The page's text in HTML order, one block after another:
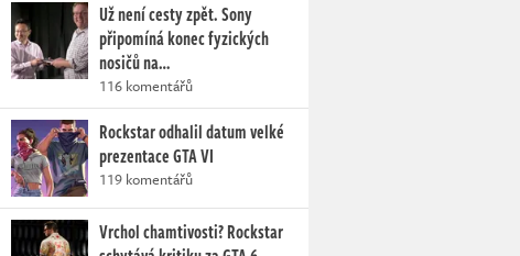
Už není cesty zpět. Sony
připomíná konec fyzických
nosičů na…
116 komentářů
Rockstar odhalil datum velké
prezentace GTA VI
119 komentářů
Vrchol chamtivosti? Rockstar